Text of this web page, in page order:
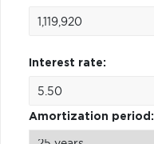
Interest rate:
Amortization period: